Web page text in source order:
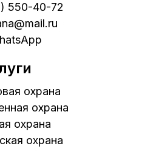
550-40-72
охрана
охрана
охрана
охрана